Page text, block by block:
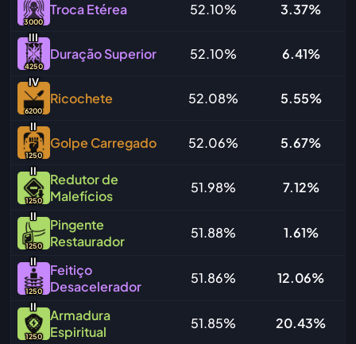
3000
Troca Etérea 52.10% 3.37%
III
4250
Duração Superior 52.10% 6.41%
IV
6200
Ricochete 52.08% 5.55%
II
1250
Golpe Carregado 52.06% 5.67%
II
1250
Redutor de
Malefícios
51.98% 7.12%
II
1250
Pingente
Restaurador
51.88% 1.61%
II
1250
Feitiço
Desacelerador
51.86% 12.06%
II
1250
Armadura
Espiritual
51.85% 20.43%